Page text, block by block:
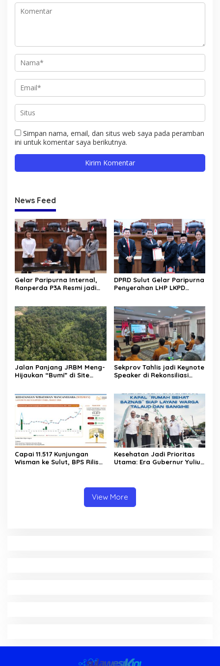
Simpan nama, email, dan situs web saya pada peramban
ini untuk komentar saya berikutnya.
News Feed
Gelar Paripurna Internal,
Ranperda P3A Resmi jadi
DPRD Sulut Gelar Paripurna
Penyerahan LHP LKPD
Jalan Panjang JRBM Meng-
Hijaukan “Bumi” di Site
Sekprov Tahlis jadi Keynote
Speaker di Rekonsiliasi
Capai 11.517 Kunjungan
Wisman ke Sulut, BPS Rilis
Kesehatan Jadi Prioritas
Utama: Era Gubernur Yulius
Sulut
View More